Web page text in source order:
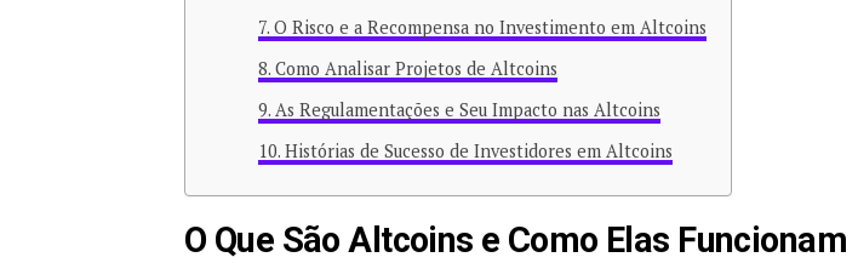
O Risco e a Recompensa no Investimento em Altcoins
Como Analisar Projetos de Altcoins
As Regulamentações e Seu Impacto nas Altcoins
Histórias de Sucesso de Investidores em Altcoins
O Que São Altcoins e Como Elas Funcionam